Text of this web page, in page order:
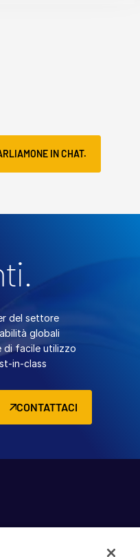
IN CHAT.
CONTATTACI
del settore
globali
di facile utilizzo
in-class